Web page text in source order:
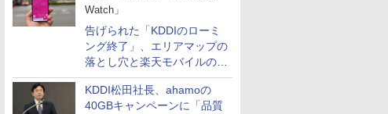
Watch」
告げられた「KDDIのローミ
ング終了」、エリアマップの
落とし穴と楽天モバイルの課
題
KDDI松田社長、ahamoの
40GBキャンペーンに「品質